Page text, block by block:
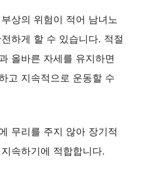
상의 위험이 적어 남녀노
하게 할 수 있습니다. 적절
올바른 자세를 유지하면
고 지속적으로 운동할 수
무리를 주지 않아 장기적
속하기에 적합합니다.